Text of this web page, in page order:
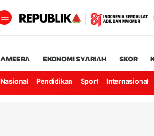
AMEERA EKONOMI SYARIAH SKOR
Nasional Pendidikan Sport Internasional